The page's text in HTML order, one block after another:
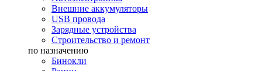
Внешние аккумуляторы
USB провода
Зарядные устройства
Строительство и ремонт
по назначению
Бинокли